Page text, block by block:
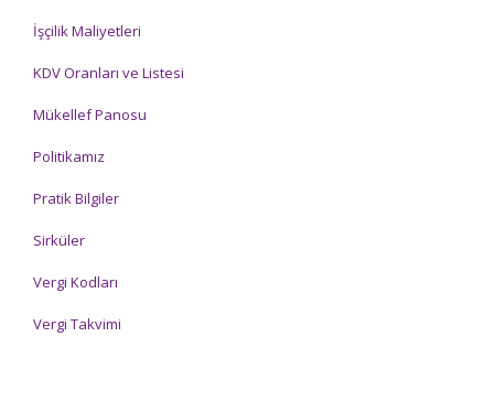
İşçilik Maliyetleri
KDV Oranları ve Listesi
Mükellef Panosu
Politikamız
Pratik Bilgiler
Sirküler
Vergi Kodları
Vergi Takvimi